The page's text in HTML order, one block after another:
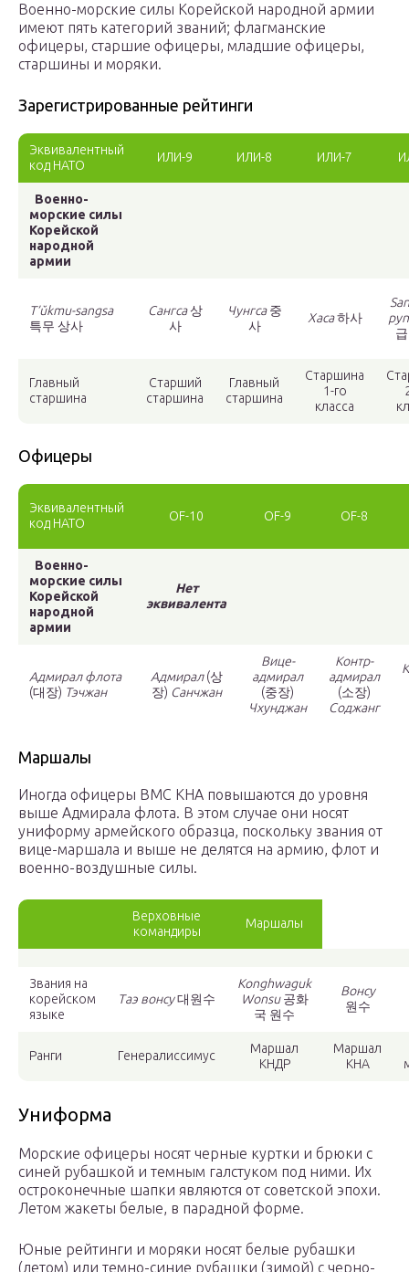
Военно-морские силы Корейской народной армии
имеют пять категорий званий; флагманские
офицеры, старшие офицеры, младшие офицеры,
старшины и моряки.
Зарегистрированные рейтинги
Эквивалентный
код НАТО
ИЛИ-9 ИЛИ-8 ИЛИ-7
Военно-
морские силы
Корейской
народной
армии
T’ŭkmu-sangsa
특무 상사
Сангса상
사
Чунгса중
사
Хаса하사
Главный
старшина
Старший
старшина
Главный
старшина
Старшина
1-го
класса
Офицеры
Эквивалентный
код НАТО
OF-10 OF-9 OF-8
Военно-
морские силы
Корейской
народной
армии
Нет
эквивалента
Адмирал флота
(대장) Тэчжан
Адмирал(상
장) Санчжан
Вице-
адмирал
(중장)
Чхунджан
Контр-
адмирал
(소장)
Соджанг
Маршалы
Иногда офицеры ВМС КНА повышаются до уровня
выше Адмирала флота. В этом случае они носят
униформу армейского образца, поскольку звания от
вице-маршала и выше не делятся на армию, флот и
военно-воздушные силы.
Верховные
командиры
Маршалы
Звания на
корейском
языке
Таэ вонсу대원수
Konghwaguk
Wonsu공화
국 원수
Вонсу
원수
Ранги Генералиссимус
Маршал
КНДР
Маршал
КНА
Униформа
Морские офицеры носят черные куртки и брюки с
синей рубашкой и темным галстуком под ними. Их
остроконечные шапки являются от советской эпохи.
Летом жакеты белые, в парадной форме.
Юные рейтинги и моряки носят белые рубашки
(летом) или темно-синие рубашки (зимой) с черно-